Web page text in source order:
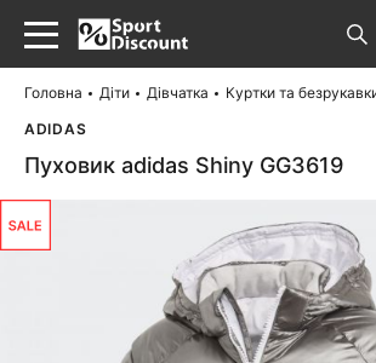
Головна Діти Дівчатка Куртки та
ADIDAS
Пуховик adidas Shiny GG3619